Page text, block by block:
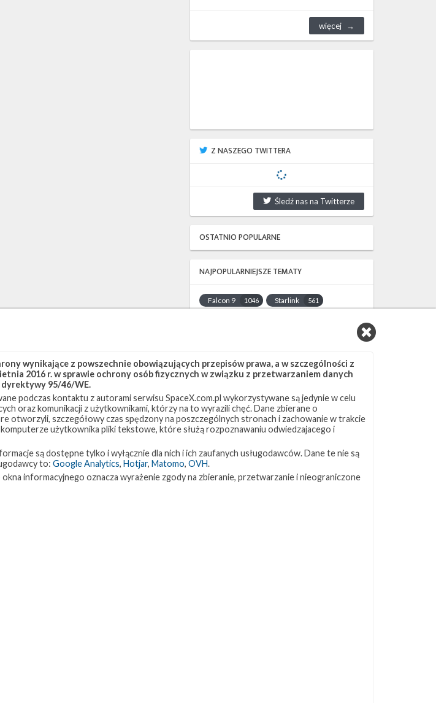
więcej
Z NASZEGO TWITTERA
Śledź nas na Twitterze
OSTATNIO POPULARNE
NAJPOPULARNIEJSZE TEMATY
Falcon 9 1046 Starlink 561
JRTI 214 ASOG 181
Starship 107 Landing Zone 1 96
Loty załogowe 95 ISS 93
ZAPRZYJAŹNIONE STRONY
Kosmogadka
wynikające z powszechnie obowiązujących przepisów prawa, a w szczególności z
2016 r. w sprawie ochrony osób fizycznych w związku z przetwarzaniem danych
95/46/WE.
podczas kontaktu z autorami serwisu SpaceX.com.pl wykorzystywane są jedynie w celu
oraz komunikacji z użytkownikami, którzy na to wyrazili chęć. Dane zbierane o
otworzyli, szczegółowy czas spędzony na poszczególnych stronach i zachowanie w trakcie
użytkownika pliki tekstowe, które służą rozpoznawaniu odwiedzajacego i
są dostępne tylko i wyłącznie dla nich i ich zaufanych usługodawców. Dane te nie są
to: Google Analytics, Hotjar, Matomo, OVH.
informacyjnego oznacza wyrażenie zgody na zbieranie, przetwarzanie i nieograniczone